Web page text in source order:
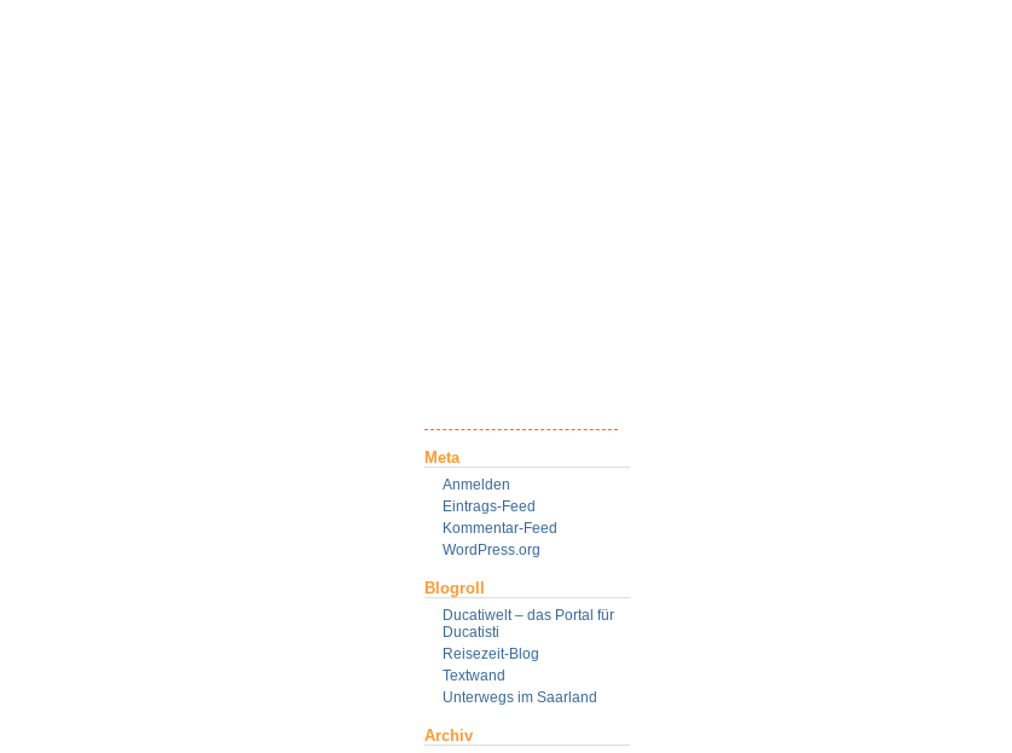
Meta
Anmelden
Eintrags-Feed
Kommentar-Feed
WordPress.org
Blogroll
Ducatiwelt – das Portal für
Ducatisti
Reisezeit-Blog
Textwand
Unterwegs im Saarland
Archiv